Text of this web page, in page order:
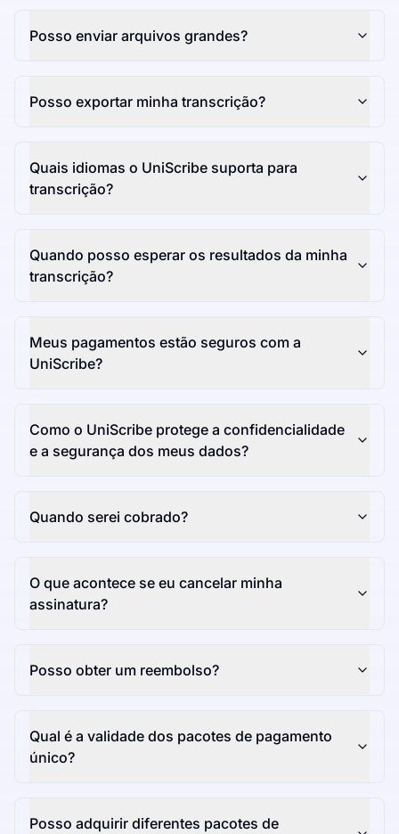
Posso enviar arquivos grandes?
Posso exportar minha transcrição?
Quais idiomas o UniScribe suporta para
transcrição?
Quando posso esperar os resultados da minha
transcrição?
Meus pagamentos estão seguros com a
UniScribe?
Como o UniScribe protege a confidencialidade
e a segurança dos meus dados?
Quando serei cobrado?
O que acontece se eu cancelar minha
assinatura?
Posso obter um reembolso?
Qual é a validade dos pacotes de pagamento
único?
Posso adquirir diferentes pacotes de